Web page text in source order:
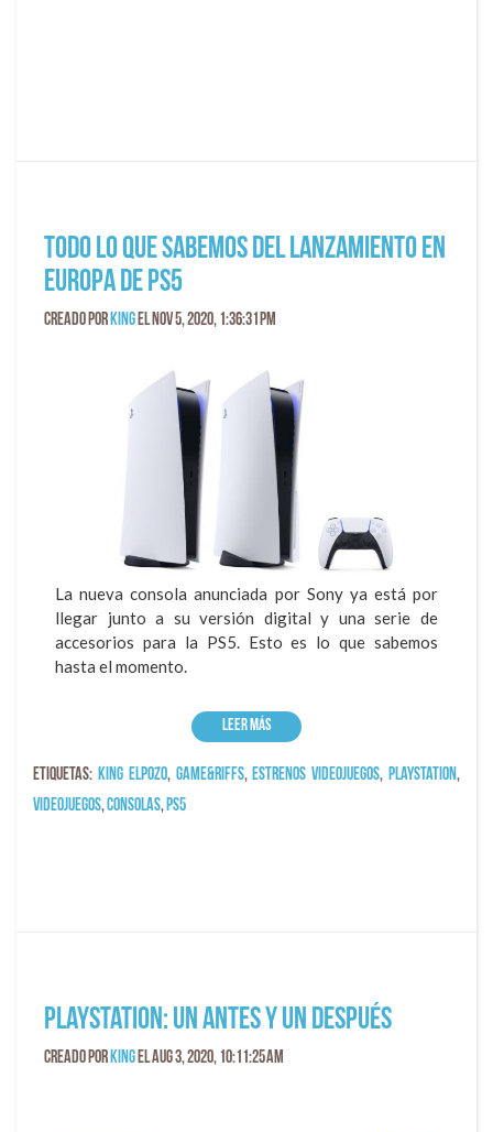
Todo lo que sabemos del lanzamiento en
Europa de PS5
Creado por King el Nov 5, 2020, 1:36:31 PM
La nueva consola anunciada por Sony ya está por
llegar junto a su versión digital y una serie de
accesorios para la PS5. Esto es lo que sabemos
hasta el momento.
Leer más
Etiquetas: king elpozo, game&riffs,estrenos videojuegos,playstation,
videojuegos,consolas,ps5
PlayStation: un antes y un después
Creado por King el Aug 3, 2020, 10:11:25 AM